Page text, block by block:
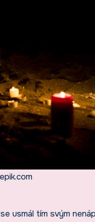
usmál tím svým